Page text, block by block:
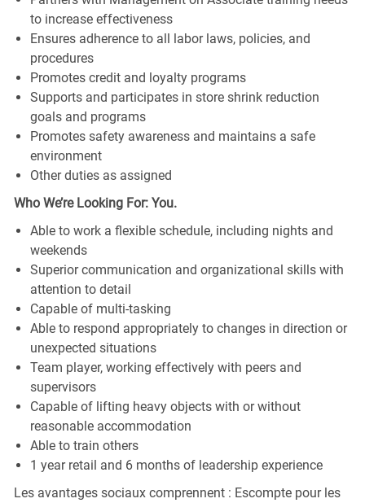
to increase effectiveness
Ensures adherence to all labor laws, policies, and
procedures
Promotes credit and loyalty programs
Supports and participates in store shrink reduction
goals and programs
Promotes safety awareness and maintains a safe
environment
Other duties as assigned
Who We’re Looking For: You.
Able to work a flexible schedule, including nights and
weekends
Superior communication and organizational skills with
attention to detail
Capable of multi-tasking
Able to respond appropriately to changes in direction or
unexpected situations
Team player, working effectively with peers and
supervisors
Capable of lifting heavy objects with or without
reasonable accommodation
Able to train others
1 year retail and 6 months of leadership experience
Les avantages sociaux comprennent : Escompte pour les